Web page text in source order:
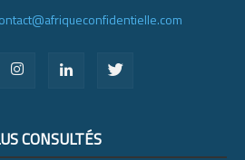
CONSULTÉS